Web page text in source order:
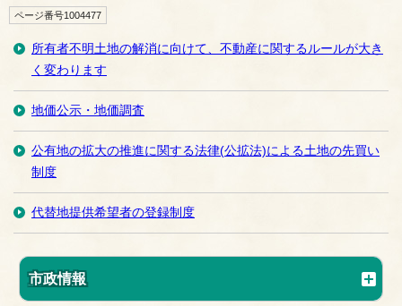
ページ番号1004477
所有者不明土地の解消に向けて、不動産に関するルールが大き
く変わります
地価公示・地価調査
公有地の拡大の推進に関する法律(公拡法)による土地の先買い
制度
代替地提供希望者の登録制度
市政情報